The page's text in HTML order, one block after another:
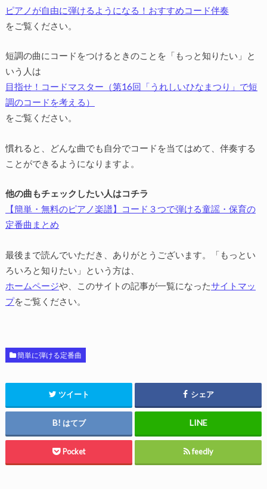
ピアノが自由に弾けるようになる！おすすめコード伴奏
をご覧ください。
短調の曲にコードをつけるときのことを「もっと知りたい」と
いう人は
目指せ！コードマスター（第16回「うれしいひなまつり」で短
調のコードを考える）
をご覧ください。
慣れると、どんな曲でも自分でコードを当てはめて、伴奏する
ことができるようになりますよ。
他の曲もチェックしたい人はコチラ
【簡単・無料のピアノ楽譜】コード３つで弾ける童謡・保育の
定番曲まとめ
最後まで読んでいただき、ありがとうございます。「もっとい
ろいろと知りたい」という方は、
ホームページや、このサイトの記事が一覧になったサイトマッ
プをご覧ください。
簡単に弾ける定番曲
ツイート シェア
はてブ
Pocket feedly